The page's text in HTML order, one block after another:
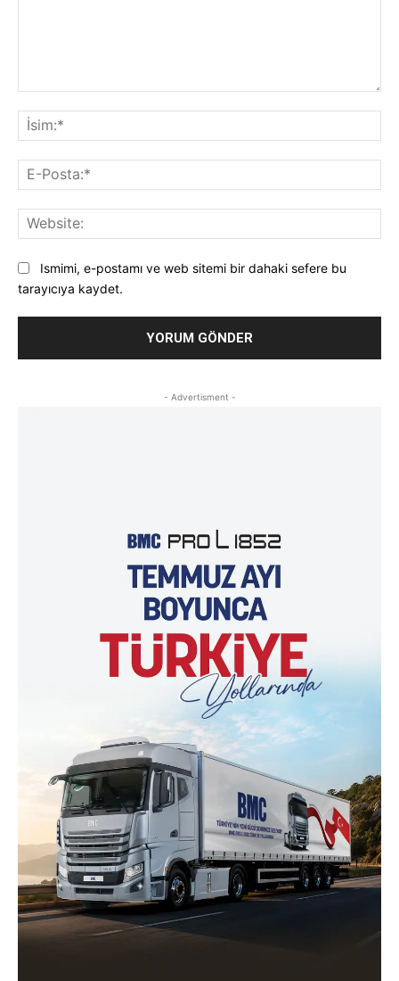
Ismimi, e-postamı ve web sitemi bir dahaki sefere bu
tarayıcıya kaydet.
- Advertisment -